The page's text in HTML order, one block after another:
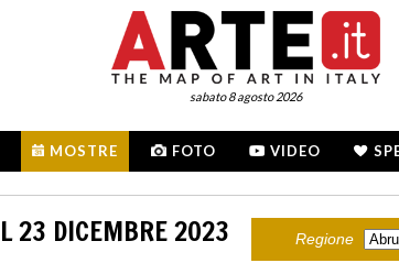
sabato 8 agosto 2026
MOSTRE FOTO VIDEO
23 DICEMBRE 2023 Regione